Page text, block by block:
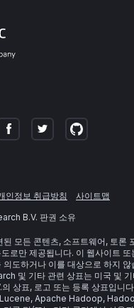
인정보 취급방침
사이트맵
B.V. 판권 소유
된 모든 콘텐츠, 소프트웨어, 토론
로만 제공됩니다. 이 웹사이트 또
의도하거나 이를 대상으로 하지 않
및 기타 관련 상표는 미국 및 기
상표, 로고 또는 등록 상표입니
Apache Hadoop,